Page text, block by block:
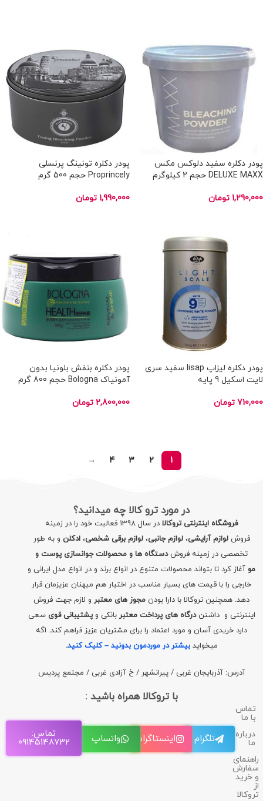
پودر دکلره سفید دلوکس مکس
DELUXE MAXX حجم 2 کیلوگرم
1,290,000 تومان
پودر دکلره تونینگ پرنسلی
Proprincely حجم 500 گرم
1,990,000 تومان
پودر دکلره لیزاپ lisap سفید سری
لایت اسکیل 9 پایه
710,000 تومان
پودر دکلره بنفش بلونیا بدون
آمونیاک Bologna حجم 800 گرم
2,800,000 تومان
1
2
3
4
→
در مورد ترو کالا چه میدانید؟
فروشگاه اینترنتی تروکالا
در سال 1398 فعالیت خود را در زمینه
فروشلوازم آرایشی،لوازم جانبی،لوازم برقی شخصی،ادکلن و به طور
تخصصی در زمینه فروشدستگاه ها و محصولات جوانسازی پوست و
مو آغاز کرد تا بتواند محصولات متنوع در انواع برند و در انواع مدل ایرانی و
خارجی را با قیمت های بسیار مناسب در اختیار هم میهنان عزیزمان قرار
دهد. همچنین تروکالا با دارا بودن مجوز های معتبرو لازم جهت فروش
اینترنتی و داشتندرگاه های پرداخت معتبر بانکی وپشتیبانی قوی سعی
دارد خریدی آسان و مورد اعتماد را برای مشتریان عزیز فراهم کند. اگه
میخوایدبیشتر در موردمون بدونید – کلیک کنید.
آدرس: آذربایجان غربی / پیرانشهر / خ آزادی غربی / مجتمع پردیس
با تروکالا همراه باشید :
تماس
با ما
درباره
ما
راهنمای
سفارش
و خرید
از
تروکالا
تلگرام اینستاگرام واتساپ تماس:
09145148732